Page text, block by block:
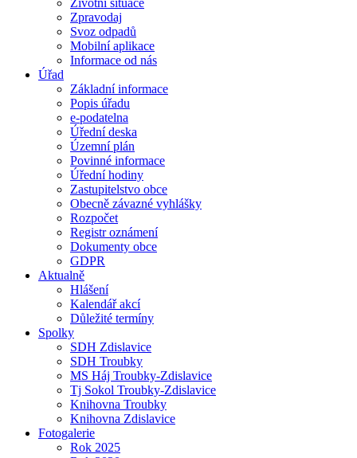
Životní situace
Zpravodaj
Svoz odpadů
Mobilní aplikace
Informace od nás
Úřad
Základní informace
Popis úřadu
e-podatelna
Úřední deska
Územní plán
Povinné informace
Úřední hodiny
Zastupitelstvo obce
Obecně závazné vyhlášky
Rozpočet
Registr oznámení
Dokumenty obce
GDPR
Aktualně
Hlášení
Kalendář akcí
Důležité termíny
Spolky
SDH Zdislavice
SDH Troubky
MS Háj Troubky-Zdislavice
Tj Sokol Troubky-Zdislavice
Knihovna Troubky
Knihovna Zdislavice
Fotogalerie
Rok 2025